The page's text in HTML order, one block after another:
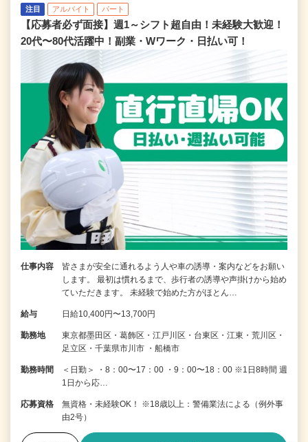
注目 アルバイト パート
【応募者必ず面接】週1～シフト超自由！未経験大歓迎！
20代〜80代活躍中！副業・Wワーク・日払い可！
仕事内容
皆さまが安全に通れるよう人や車の誘導・案内などをお願い
します。 最初は慣れるまで、歩行者の誘導や声掛けから始め
ていただきます。 未経験で始めた方がほとん…
給与 日給10,400円〜13,700円
勤務地
東京都墨田区・葛飾区・江戸川区・台東区・江東・荒川区・
足立区・千葉県市川市 ・船橋市
勤務時間
＜日勤＞ ・8：00〜17：00 ・9：00〜18：00 ※1日8時間 週
1日から応…
応募資格
無資格・未経験OK！ ※18歳以上：警備業法による（例外事
由2号）